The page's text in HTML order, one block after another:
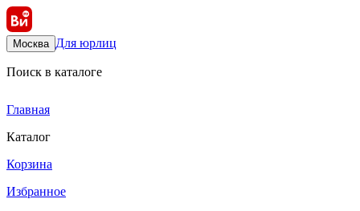
Москва Для юрлиц
Поиск в каталоге
Главная
Каталог
Корзина
Избранное